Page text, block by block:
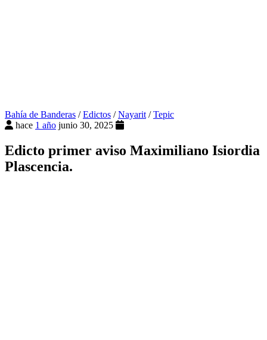
Bahía de Banderas /Edictos /Nayarit/Tepic
hace 1 año junio 30, 2025
Edicto primer aviso Maximiliano Isiordia
Plascencia.